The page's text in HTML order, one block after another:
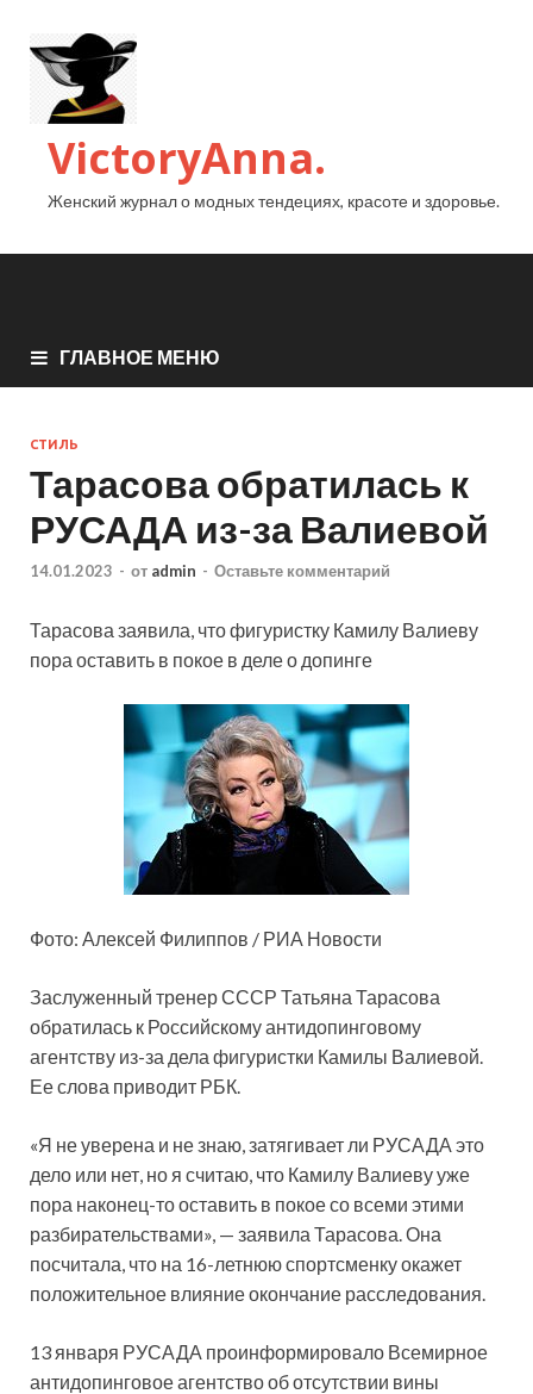
VictoryAnna.
Женский журнал о модных тендециях, красоте и здоровье.
ГЛАВНОЕ МЕНЮ
СТИЛЬ
Тарасова обратилась к
РУСАДА из-за Валиевой
14.01.2023 - от admin - Оставьте комментарий
Тарасова заявила, что фигуристку Камилу Валиеву
пора оставить в покое в деле о допинге
Фото: Алексей Филиппов / РИА Новости
Заслуженный тренер СССР Татьяна Тарасова
обратилась к Российскому антидопинговому
агентству из-за дела фигуристки Камилы Валиевой.
Ее слова приводит РБК.
«Я не уверена и не знаю, затягивает ли РУСАДА это
дело или нет, но я считаю, что Камилу Валиеву уже
пора наконец-то оставить в покое со всеми этими
разбирательствами», — заявила Тарасова. Она
посчитала, что на 16-летнюю спортсменку окажет
положительное влияние окончание расследования.
13 января РУСАДА проинформировало Всемирное
антидопинговое агентство об отсутствии вины